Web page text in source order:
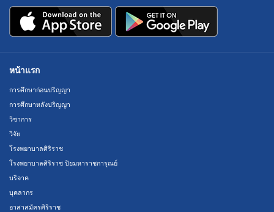
หน้าแรก
การศึกษาก่อนปริญญา
การศึกษาหลังปริญญา
วิชาการ
วิจัย
โรงพยาบาลศิริราช
โรงพยาบาลศิริราช ปิยมหาราชการุณย์
บริจาค
บุคลากร
อาสาสมัครศิริราช